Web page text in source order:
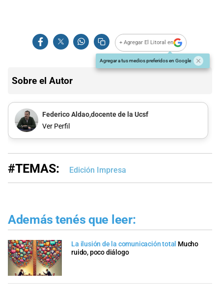
+ Agregar El Litoral en
Agregar a tus medios preferidos en Google
Sobre el Autor
Federico Aldao,docente de la Ucsf
Ver Perfil
#TEMAS: Edición Impresa
Además tenés que leer:
La ilusión de la comunicación total Mucho
ruido, poco diálogo